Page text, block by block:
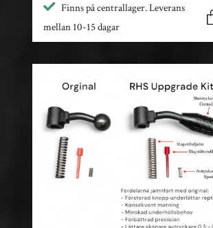
Finns på centrallager. Leverans
mellan 10-15 dagar